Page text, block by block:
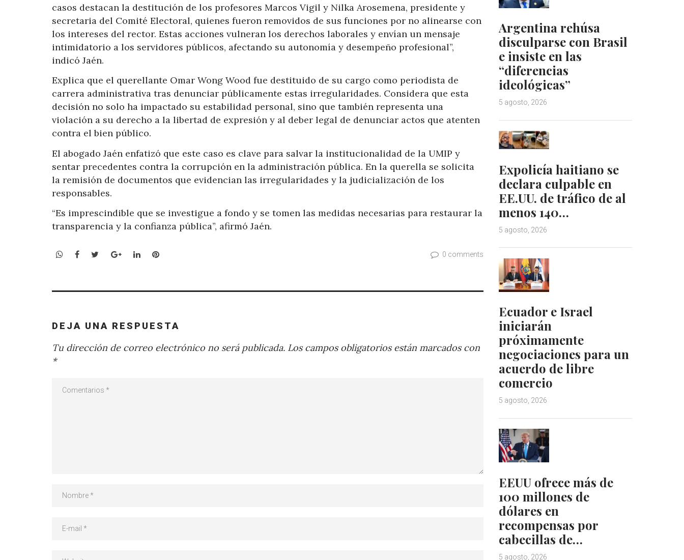
casos destacan la destitución de los profesores Marcos Vigil y Nilka Arosemena, presidente y
secretaria del Comité Electoral, quienes fueron removidos de sus funciones por no alinearse con
los intereses del rector. Estas acciones vulneran los derechos laborales y envían un mensaje
intimidatorio a los servidores públicos, afectando su autonomía y desempeño profesional”,
indicó Jaén.
Explica que el querellante Omar Wong Wood fue destituido de su cargo como periodista de
carrera administrativa tras denunciar públicamente estas irregularidades. Considera que esta
decisión no solo ha impactado su estabilidad personal, sino que también representa una
violación a su derecho a la libertad de expresión y al deber legal de denunciar actos que atenten
contra el bien público.
El abogado Jaén enfatizó que este caso es clave para salvar la institucionalidad de la UMIP y
sentar precedentes contra la corrupción en la administración pública. En la querella se solicita
la remisión de documentos que evidencian las irregularidades y la judicialización de los
responsables.
“Es imprescindible que se investigue a fondo y se tomen las medidas necesarias para restaurar la
transparencia y la confianza pública”, afirmó Jaén.
WhatsApp
Facebook
TwitterGoogle+LinkedInPinterest 0 comments
DEJA UNA RESPUESTA
Tu dirección de correo electrónico no será publicada. Los campos obligatorios están marcados con
*
Argentina rehúsa
disculparse con Brasil
e insiste en las
“diferencias
ideológicas”
5 agosto, 2026
Expolicía haitiano se
declara culpable en
EE.UU. de tráfico de al
menos 140…
5 agosto, 2026
Ecuador e Israel
iniciarán
próximamente
negociaciones para un
acuerdo de libre
comercio
5 agosto, 2026
EEUU ofrece más de
100 millones de
dólares en
recompensas por
cabecillas de…
5 agosto, 2026